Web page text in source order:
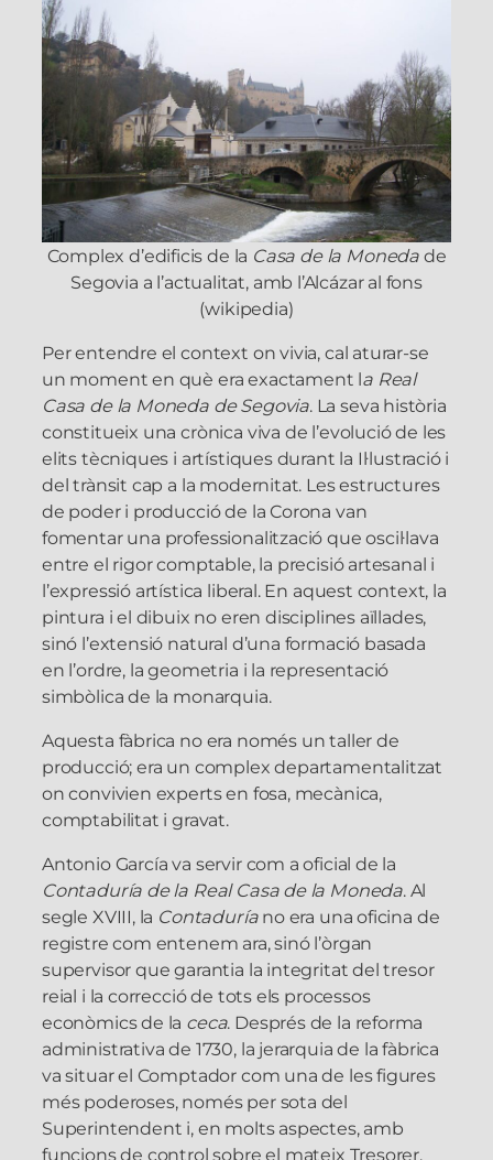
Complex d’edificis de la Casa de la Monedade
Segovia a l’actualitat, amb l’Alcázar al fons
(wikipedia)
Per entendre el context on vivia, cal aturar-se
un moment en què era exactament la Real
Casa de la Moneda de Segovia. La seva història
constitueix una crònica viva de l’evolució de les
elits tècniques i artístiques durant la Il·lustració i
del trànsit cap a la modernitat. Les estructures
de poder i producció de la Corona van
fomentar una professionalització que oscil·lava
entre el rigor comptable, la precisió artesanal i
l’expressió artística liberal. En aquest context, la
pintura i el dibuix no eren disciplines aïllades,
sinó l’extensió natural d’una formació basada
en l’ordre, la geometria i la representació
simbòlica de la monarquia.
Aquesta fàbrica no era només un taller de
producció; era un complex departamentalitzat
on convivien experts en fosa, mecànica,
comptabilitat i gravat.
Antonio García va servir com a oficial de la
Contaduría de la Real Casa de la Moneda. Al
segle XVIII, la Contaduría no era una oficina de
registre com entenem ara, sinó l’òrgan
supervisor que garantia la integritat del tresor
reial i la correcció de tots els processos
econòmics de la ceca. Després de la reforma
administrativa de 1730, la jerarquia de la fàbrica
va situar el Comptador com una de les figures
més poderoses, només per sota del
Superintendent i, en molts aspectes, amb
funcions de control sobre el mateix Tresorer.